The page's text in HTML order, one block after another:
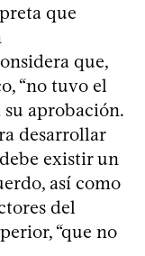
que
que,
“no tuvo el
su aprobación.
desarrollar
existir un
así como
del
“que no